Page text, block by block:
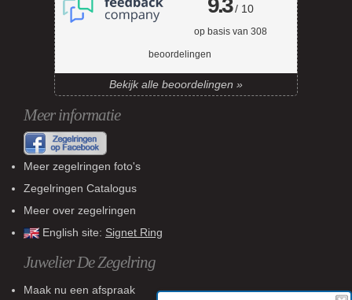
/ 10
op basis van 308
beoordelingen
Bekijk alle beoordelingen »
Meer informatie
Meer zegelringen foto's
Zegelringen Catalogus
Meer over zegelringen
English site: Signet Ring
Juwelier De Zegelring
Maak nu een afspraak